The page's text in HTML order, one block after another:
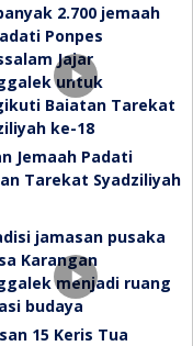
Jemaah Padati
Tarekat Syadziliyah
15 Keris Tua